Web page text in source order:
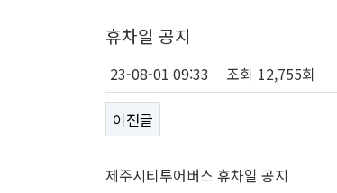
휴차일 공지
23-08-01 09:33 조회 12,755회
이전글
제주시티투어버스 휴차일 공지